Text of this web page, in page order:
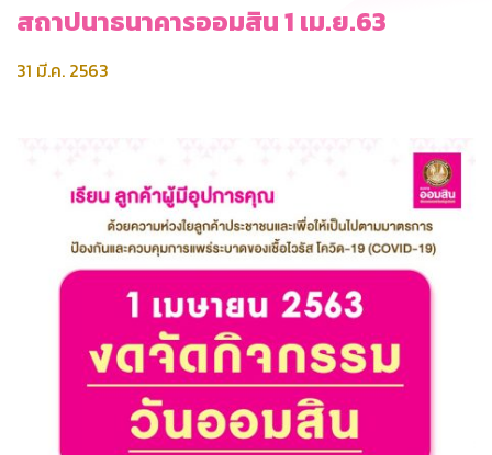
สถาปนาธนาคารออมสิน 1 เม.ย.63
31 มี.ค. 2563